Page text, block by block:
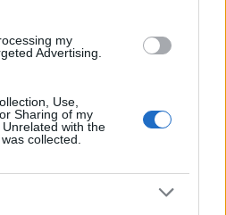
my
Advertising.
Use,
Sharing of my
with the
collected.